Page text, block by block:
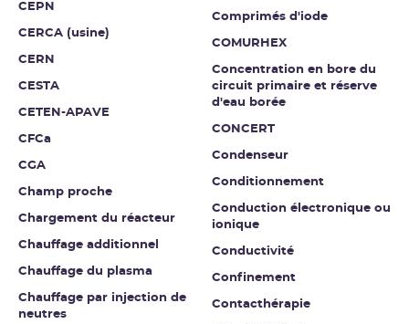
CEPN
CERCA (usine)
CERN
CESTA
CETEN-APAVE
CFCa
CGA
Champ proche
Chargement du réacteur
Chauffage additionnel
Chauffage du plasma
Chauffage par injection de
neutres
Comprimés d'iode
COMURHEX
Concentration en bore du
circuit primaire et réserve
d'eau borée
CONCERT
Condenseur
Conditionnement
Conduction électronique ou
ionique
Conductivité
Confinement
Contacthérapie